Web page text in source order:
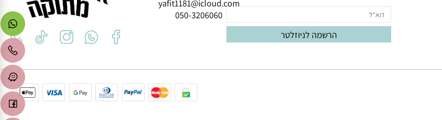
לקבלת הטבות ישירות למייל
אודם 3, באר יעקב